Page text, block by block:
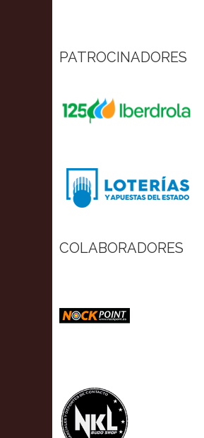
PATROCINADORES
COLABORADORES